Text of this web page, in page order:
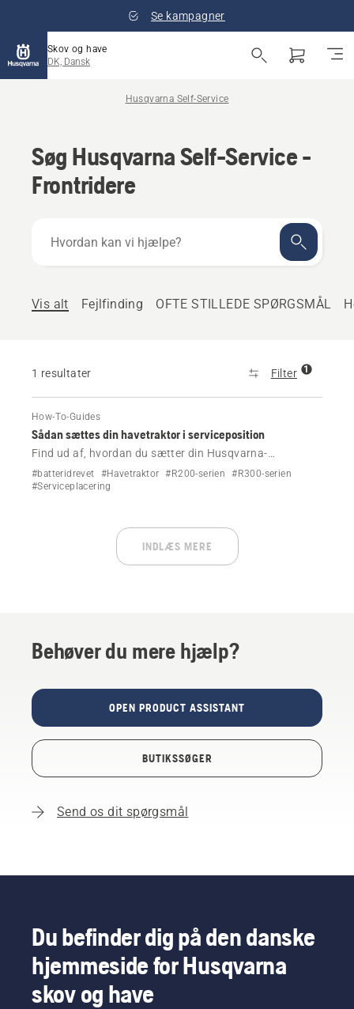
Se kampagner
Skov og have
DK, Dansk
Husqvarna Self-Service
Søg Husqvarna Self-Service -
Frontridere
kan
Vis alt
Fejlfinding OFTE STILLEDE SPØRGSMÅL
1 resultater Filter 1
How-To-Guides
Sådan sættes din havetraktor i serviceposition
Find ud af, hvordan du sætter din Husqvarna-
havetraktor i serviceposition.
#batteridrevet #Havetraktor #R200-serien
#R300-serien
#Serviceplacering
INDLÆS MERE
Behøver du mere hjælp?
OPEN PRODUCT ASSISTANT
BUTIKSSØGER
Send os dit spørgsmål
Du befinder dig på den danske
hjemmeside for Husqvarna
skov og have